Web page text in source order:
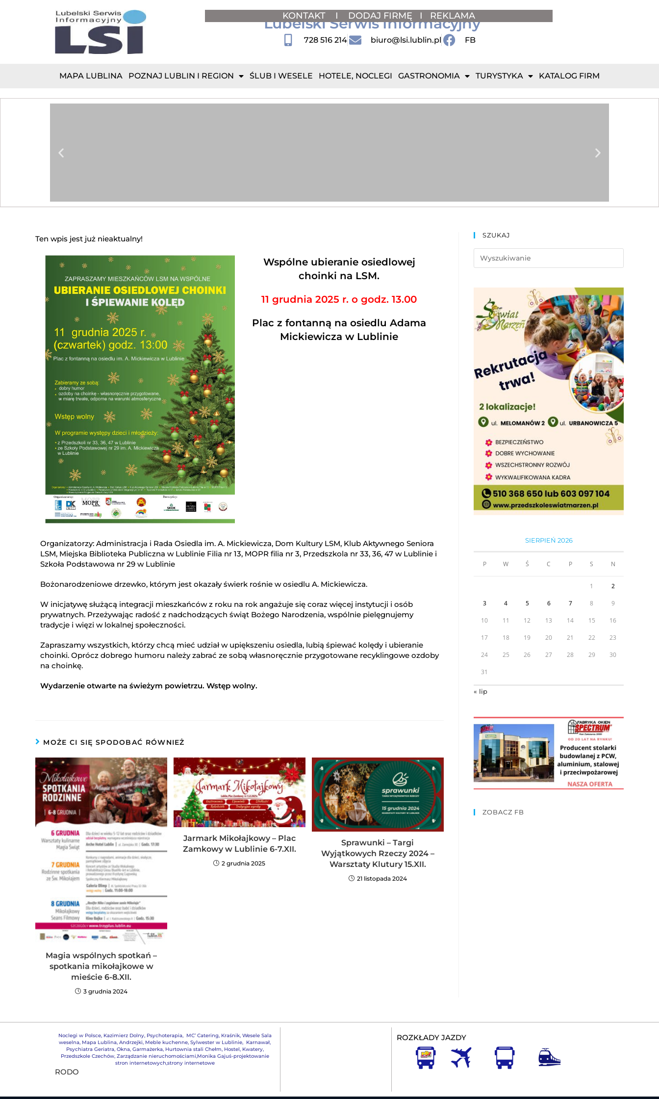
KONTAKT I DODAJ FIRMĘ I REKLAMA
Lubelski Serwis Informacyjny
728 516 214 biuro@lsi.lublin.pl FB
MAPA LUBLINA POZNAJ LUBLIN I REGION ŚLUB I WESELE HOTELE, NOCLEGI GASTRONOMIA TURYSTYKA KATALOG FIRM
Ten wpis jest już nieaktualny!
Wspólne ubieranie osiedlowej
choinki na LSM.
11 grudnia 2025 r. o godz. 13.00
Plac z fontanną na osiedlu Adama
Mickiewicza w Lublinie
Organizatorzy: Administracja i Rada Osiedla im. A. Mickiewicza, Dom Kultury LSM, Klub Aktywnego Seniora
LSM, Miejska Biblioteka Publiczna w Lublinie Filia nr 13, MOPR filia nr 3, Przedszkola nr 33, 36, 47 w Lublinie i
Szkoła Podstawowa nr 29 w Lublinie
Bożonarodzeniowe drzewko, którym jest okazały świerk rośnie w osiedlu A. Mickiewicza.
W inicjatywę służącą integracji mieszkańców z roku na rok angażuje się coraz więcej instytucji i osób
prywatnych. Przeżywając radość z nadchodzących świąt Bożego Narodzenia, wspólnie pielęgnujemy
tradycje i więzi w lokalnej społeczności.
Zapraszamy wszystkich, którzy chcą mieć udział w upiększeniu osiedla, lubią śpiewać kolędy i ubieranie
choinki. Oprócz dobrego humoru należy zabrać ze sobą własnoręcznie przygotowane recyklingowe ozdoby
na choinkę.
Wydarzenie otwarte na świeżym powietrzu. Wstęp wolny.
MOŻE CI SIĘ SPODOBAĆ RÓWNIEŻ
Magia wspólnych spotkań –
spotkania mikołajkowe w
mieście 6-8.XII.
3 grudnia 2024
Jarmark Mikołajkowy – Plac
Zamkowy w Lublinie 6-7.XII.
2 grudnia 2025
Sprawunki – Targi
Wyjątkowych Rzeczy 2024 –
Warsztaty Klutury 15.XII.
21 listopada 2024
SZUKAJ
SIERPIEŃ 2026
P W Ś C P S N
1 2
3 4 5 6 7 8 9
10 11 12 13 14 15 16
17 18 19 20 21 22 23
24 25 26 27 28 29 30
31
« lip
ZOBACZ FB
Noclegi w Polsce, Kazimierz Dolny, Psychoterapia, MC’ Catering, Kraśnik, Wesele Sala
weselna, Mapa Lublina,Andrzejki, Meble kuchenne,Sylwester w Lublinie, Karnawał,
Psychiatra Geriatra, Okna, Garmażerka, Hurtownia stali Chełm, Hostel, Kwatery,
Przedszkole Czechów, Zarządzanie nieruchomościami,Monika Gajuś-projektowanie
stron internetowych,strony internetowe
RODO
ROZKŁADY JAZDY